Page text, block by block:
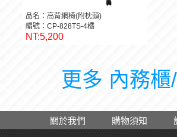
品名：高背網椅(附枕頭)
編號：CP-828TS-4橘
NT:5,200
更多 內務
關於我們 購物須知